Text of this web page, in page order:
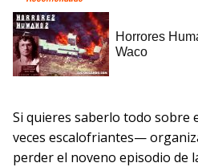
Si quieres saberlo todo sobre
veces escalofriantes—
perder el noveno episodio de